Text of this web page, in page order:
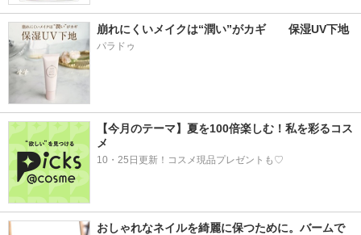
崩れにくいメイクは“潤い”がカギ　　保湿UV下地
パラドゥ
【今月のテーマ】夏を100倍楽しむ！私を彩るコス
メ
10・25日更新！コスメ現品プレゼントも♡
おしゃれなネイルを綺麗に保つために。バームで